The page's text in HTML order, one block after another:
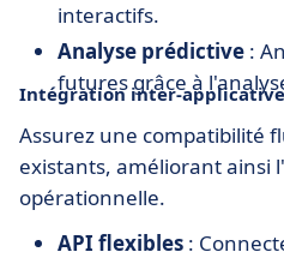
interactifs.
Analyse prédictive :
futures grâce à
Intégration inter-applicative
Assurez une compatibilité
existants, améliorant ainsi
opérationnelle.
API flexibles :